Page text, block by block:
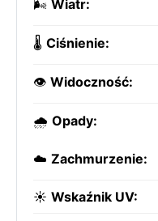
🌬️ Wiatr:
🌡️ Ciśnienie:
👁️ Widoczność:
🌧️ Opady:
☁️ Zachmurzenie:
☀️ Wskaźnik UV: